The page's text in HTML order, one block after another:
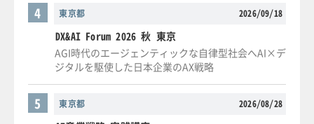
東京都 2026/09/18
4
DX&AI Forum 2026 秋 東京
AGI時代のエージェンティックな自律型社会へAI×デ
ジタルを駆使した日本企業のAX戦略
東京都 2026/08/28
5